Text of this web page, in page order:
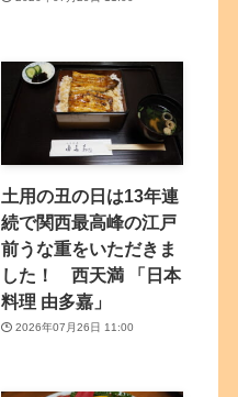
土用の丑の日は13年連
続で関西最高峰の江戸
前うな重をいただきま
した！ 西天満 「日本
料理 由多嘉」
2026年07月26日 11:00